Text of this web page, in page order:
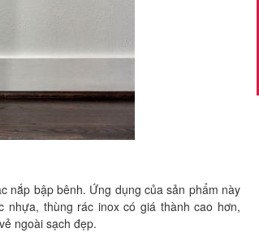
nắp bập bênh. Ứng dụng của sản phẩm này
thùng rác inox có giá thành cao hơn,
ngoài sạch đẹp.